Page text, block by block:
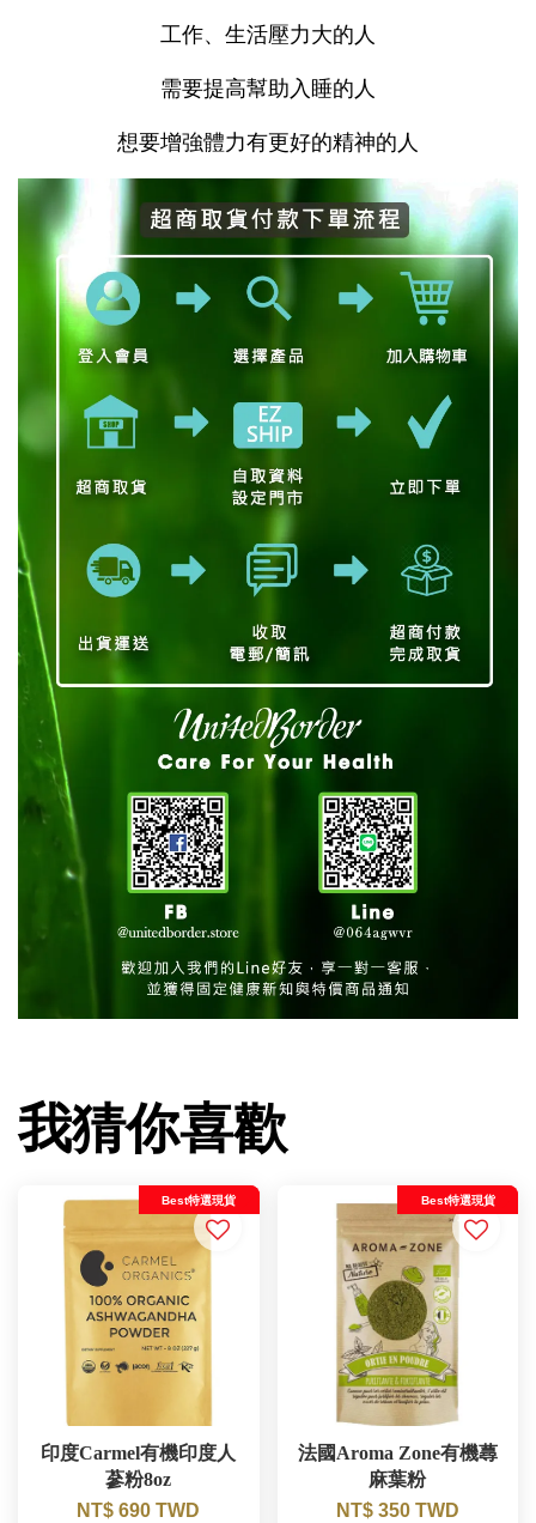
工作、生活壓力大的人
需要提高幫助入睡的人
想要增強體力有更好的精神的人
我猜你喜歡
Best特選現貨
印度Carmel有機印度人
蔘粉8oz
NT$ 690 TWD
Best特選現貨
法國Aroma Zone有機蕁
麻葉粉
NT$ 350 TWD